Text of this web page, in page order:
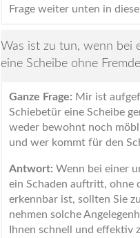
Frage weiter unten in
Was ist zu tun, wenn bei
eine Scheibe ohne
Ganze Frage: Mir ist
Schiebetür eine Scheibe
weder bewohnt noch
und wer kommt für den
Antwort: Wenn bei einer
ein Schaden auftritt, ohne
erkennbar ist, sollten Sie
nehmen solche
Ihnen schnell und effektiv